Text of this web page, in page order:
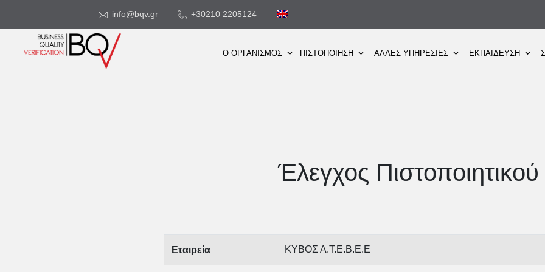
info@bqv.gr +30210 2205124
Ο ΟΡΓΑΝΙΣΜΟΣ ΠΙΣΤΟΠΟΙΗΣΗ ΑΛΛΕΣ ΥΠΗΡΕΣΙΕΣ ΕΚΠΑΙΔΕΥΣΗ
Έλεγχος Πιστοποιητικού
Εταιρεία ΚΥΒΟΣ Α.Τ.Ε.Β.Ε.Ε